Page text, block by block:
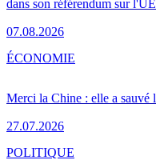
dans son référendum sur l'UE
07.08.2026
Merci la Chine : elle a sauvé
27.07.2026
ÉCONOMIE
POLITIQUE